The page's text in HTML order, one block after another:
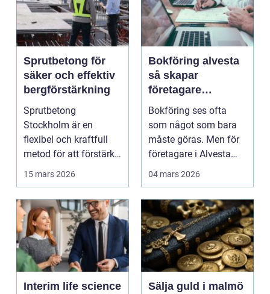
Sprutbetong för
säker och effektiv
bergförstärkning
Sprutbetong
Stockholm är en
flexibel och kraftfull
metod för att förstärka
berg,...
15 mars 2026
Bokföring alvesta
så skapar
företagare
trygghet och
kontroll i vardagen
Bokföring ses ofta
som något som bara
måste göras. Men för
företagare i Alvesta
kan en genomtänkt
04 mars 2026
Interim life science
Sälja guld i malmö